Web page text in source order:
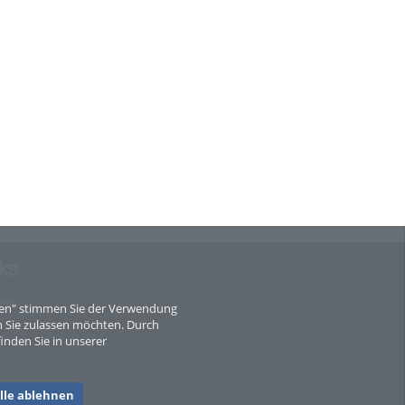
stimmen Sie der Verwendung
zulassen möchten. Durch
Sie in unserer
ablehnen